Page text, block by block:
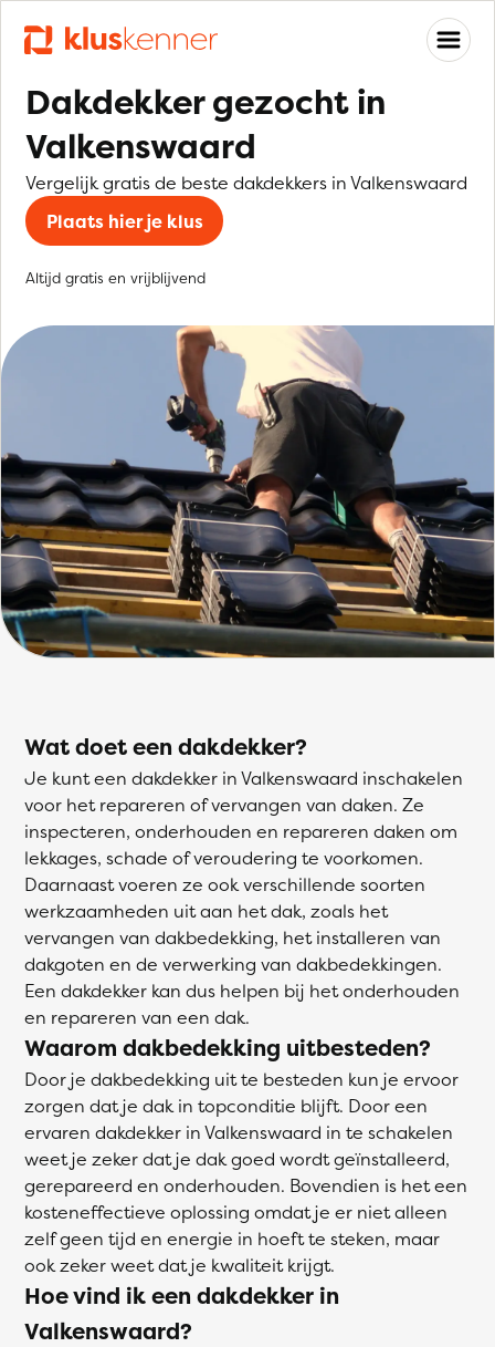
Dakdekker gezocht in
Valkenswaard
Vergelijk gratis de beste dakdekkers in Valkenswaard
Plaats hier je klus
Altijd gratis en vrijblijvend
Wat doet een dakdekker?
Je kunt een dakdekker in Valkenswaard inschakelen
voor het repareren of vervangen van daken. Ze
inspecteren, onderhouden en repareren daken om
lekkages, schade of veroudering te voorkomen.
Daarnaast voeren ze ook verschillende soorten
werkzaamheden uit aan het dak, zoals het
vervangen van dakbedekking, het installeren van
dakgoten en de verwerking van dakbedekkingen.
Een dakdekker kan dus helpen bij het onderhouden
en repareren van een dak.
Waarom dakbedekking uitbesteden?
Door je dakbedekking uit te besteden kun je ervoor
zorgen dat je dak in topconditie blijft. Door een
ervaren dakdekker in Valkenswaard in te schakelen
weet je zeker dat je dak goed wordt geïnstalleerd,
gerepareerd en onderhouden. Bovendien is het een
kosteneffectieve oplossing omdat je er niet alleen
zelf geen tijd en energie in hoeft te steken, maar
ook zeker weet dat je kwaliteit krijgt.
Hoe vind ik een dakdekker in
Valkenswaard?